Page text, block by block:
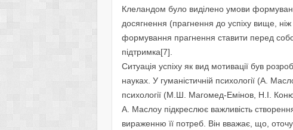
Клеландом було видiлено умови
досягнення (прагнення до успiху вище,
формування прагнення ставити перед
підтримка[7].
Ситуацiя успiху як вид мотивацiї був
науках. У гуманiстичнiй психологiї (А.
психологiї (М.Ш. Магомед-Емiнов, Н.I.
А. Маслоу пiдкреслює важливiсть
вираженню її потреб. Вiн вважає, що,